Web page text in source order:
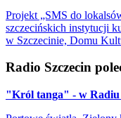
Projekt „SMS do
szczecińskich instytucji
w Szczecinie, Domu
Radio Szczecin
"Król tanga" - w Radiu